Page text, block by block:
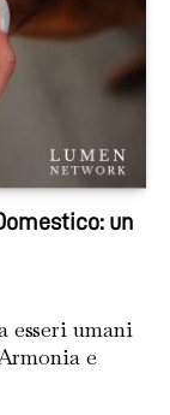
un
esseri umani
e